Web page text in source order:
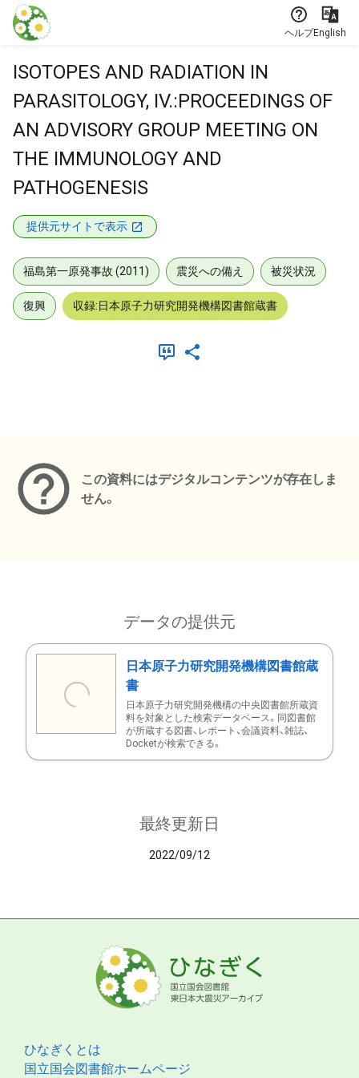
本文に飛ぶ
ヘルプEnglish
ISOTOPES AND RADIATION IN
PARASITOLOGY, IV.:PROCEEDINGS OF
AN ADVISORY GROUP MEETING ON
THE IMMUNOLOGY AND
PATHOGENESIS
提供元サイトで表示
福島第一原発事故 (2011) 震災への備え 被災状況
復興 収録:日本原子力研究開発機構図書館蔵書
この資料にはデジタルコンテンツが存在しま
せん。
データの提供元
日本原子力研究開発機構図書館蔵
書
日本原子力研究開発機構の中央図書館所蔵資
料を対象とした検索データベース。同図書館
が所蔵する図書、レポート、会議資料、雑誌、
Docketが検索できる。
最終更新日
2022/09/12
ひなぎくとは
国立国会図書館ホームページ